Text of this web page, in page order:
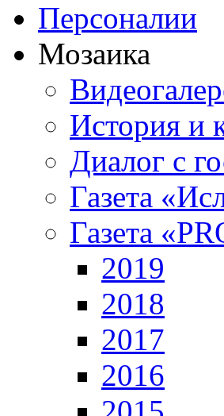
Персоналии
Мозаика
История и
Диалог с
Газета
Газета
2019
2018
2017
2016